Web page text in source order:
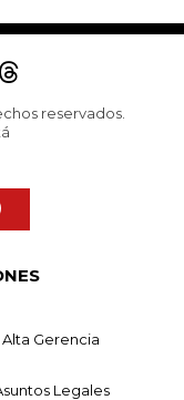
reservados.
Alta Gerencia
Legales